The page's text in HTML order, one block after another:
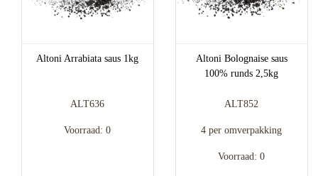
Altoni Arrabiata saus 1kg
ALT636
Voorraad: 0
Altoni Bolognaise saus
100% runds 2,5kg
ALT852
4 per omverpakking
Voorraad: 0